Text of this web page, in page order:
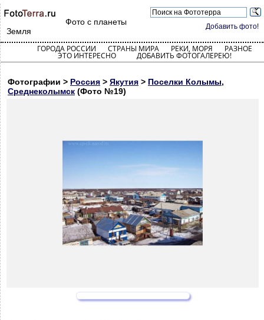
Добавить фото!
Фото с планеты
Земля
ГОРОДА РОССИИ СТРАНЫ МИРА РЕКИ, МОРЯ РАЗНОЕ
ЭТО ИНТЕРЕСНО ДОБАВИТЬ ФОТОГАЛЕРЕЮ!
Фотографии > Россия > Якутия > Поселки Колымы,
Среднеколымск (Фото №19)